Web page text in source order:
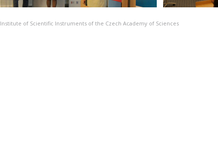
Institute of Scientific Instruments of the Czech Academy of Sciences